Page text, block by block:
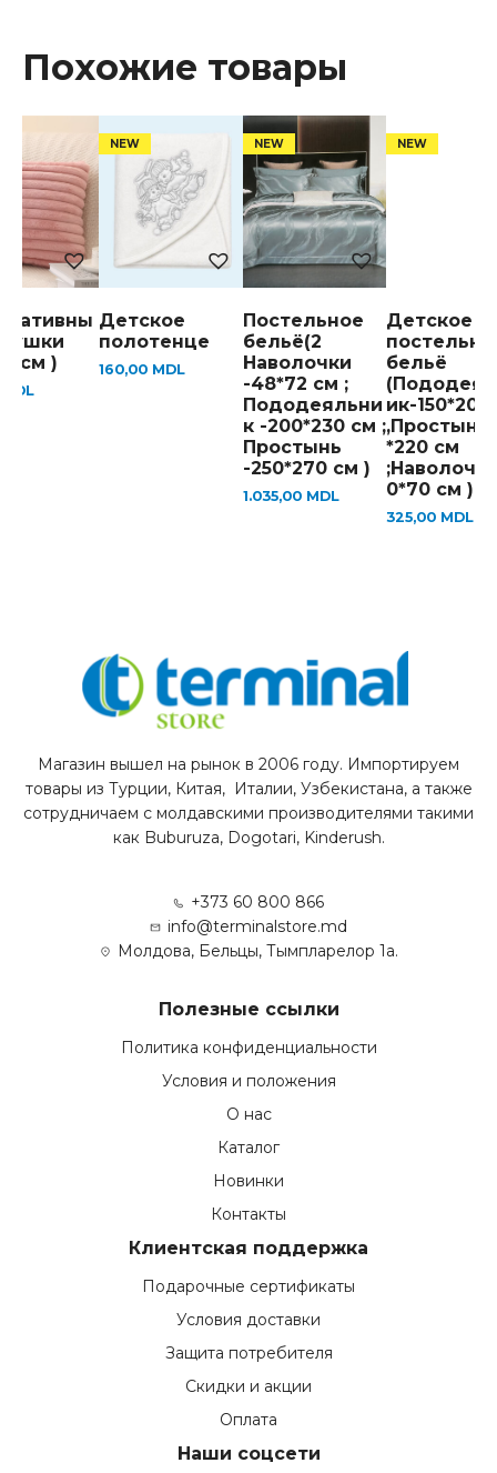
Похожие товары
см )
MDL
Детское
полотенце
160,00 MDL
Постельное
бельё(2
Наволочки
-48*72 см ;
Пододеяльни
к -200*230 см ;
Простынь
-250*270 см )
1.035,00 MDL
Детское
бельё
ик-150*200
*220 см
0*70 см )
325,00 MDL
Магазин вышел на рынок в 2006 году. Импортируем
товары из Турции, Китая, Италии, Узбекистана, а также
сотрудничаем с молдавскими производителями такими
как Buburuza, Dogotari, Kinderush.
+373 60 800 866
info@terminalstore.md
Молдова, Бельцы, Тымпларелор 1а.
Полезные ссылки
Политика конфиденциальности
Условия и положения
О нас
Каталог
Новинки
Контакты
Клиентская поддержка
Подарочные сертификаты
Условия доставки
Защита потребителя
Скидки и акции
Оплата
Наши соцсети